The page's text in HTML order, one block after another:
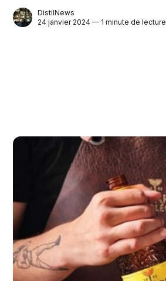
DistilNews
24 janvier 2024 — 1 minute de lecture